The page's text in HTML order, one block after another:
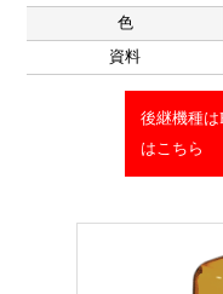
色
資料
後継機種は
はこちら